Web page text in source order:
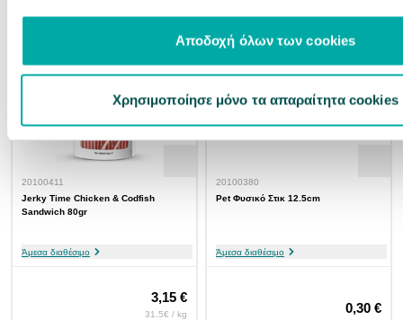
Αποδοχή όλων των cookies
Χρησιμοποίησε μόνο τα απαραίτητα cookies
20100411
Jerky Time Chicken & Codfish
Sandwich 80gr
Άμεσα διαθέσιμο
3,15 €
31.5€ / kg
20100380
Pet Φυσικό Στικ 12.5cm
Άμεσα διαθέσιμο
0,30 €